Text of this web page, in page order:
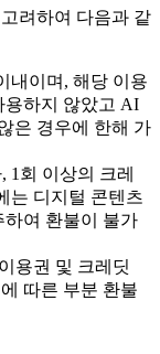
려하여 다음과 같
내이며, 해당 이용
용하지 않았고 AI
은 경우에 한해 가
1회 이상의 크레
는 디지털 콘텐츠
하여 환불이 불가
용권 및 크레딧
따른 부분 환불